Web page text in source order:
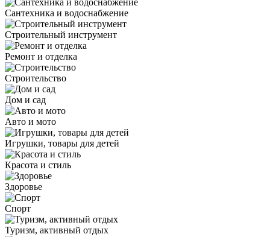
Сантехника и водоснабжение
Строительный инструмент
Ремонт и отделка
Строительство
Дом и сад
Авто и мото
Игрушки, товары для детей
Красота и стиль
Здоровье
Спорт
Туризм, активный отдых